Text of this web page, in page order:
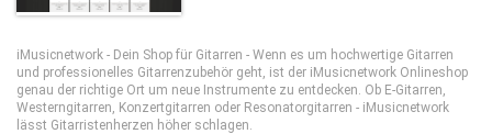
iMusicnetwork - Dein Shop für Gitarren - Wenn es um hochwertige Gitarren
und professionelles Gitarrenzubehör geht, ist der iMusicnetwork Onlineshop
genau der richtige Ort um neue Instrumente zu entdecken. Ob E-Gitarren,
Westerngitarren, Konzertgitarren oder Resonatorgitarren - iMusicnetwork
lässt Gitarristenherzen höher schlagen.